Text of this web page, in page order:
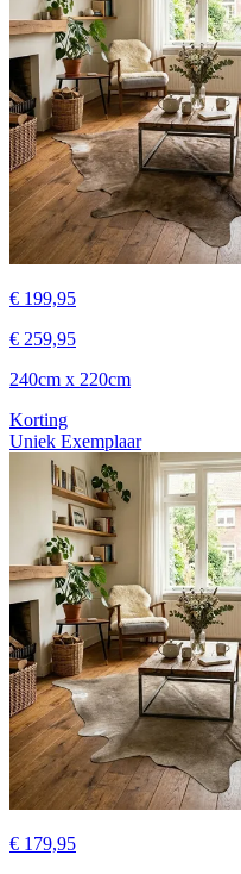
€ 199,95
€ 259,95
240cm x 220cm
Korting
Uniek Exemplaar
€ 179,95